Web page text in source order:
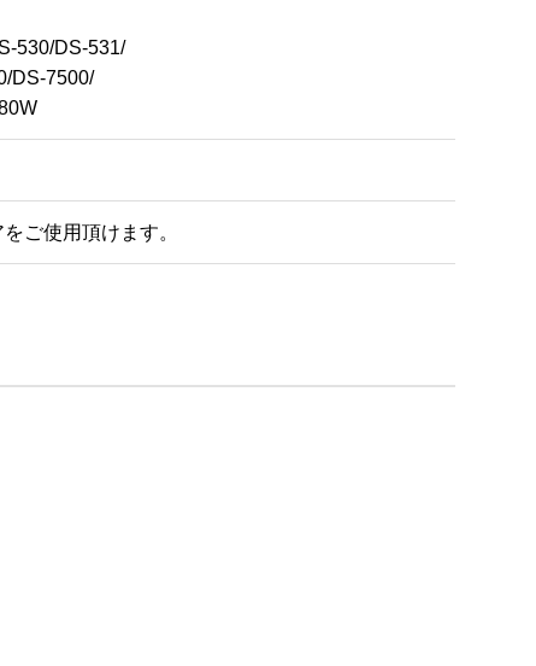
530/DS-531/
DS-7500/
ご使用頂けます。